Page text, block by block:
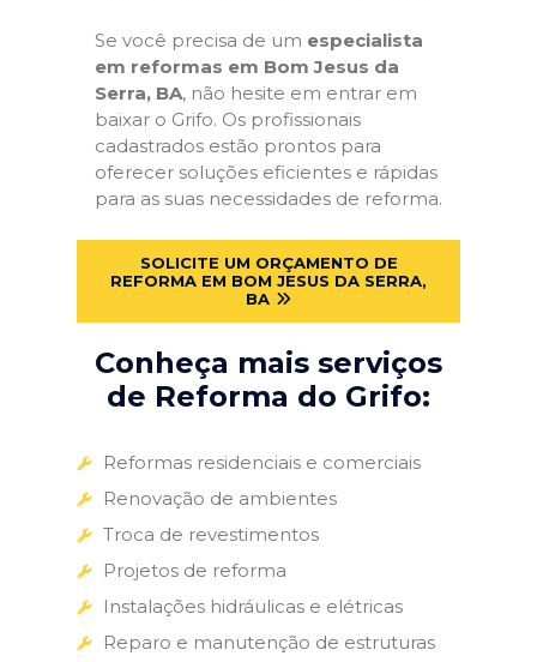
Se você precisa de um especialista
em reformas em Bom Jesus da
Serra, BA, não hesite em entrar em
baixar o Grifo. Os profissionais
cadastrados estão prontos para
oferecer soluções eficientes e rápidas
para as suas necessidades de reforma.
SOLICITE UM ORÇAMENTO DE
REFORMA EM BOM JESUS DA SERRA,
BA
Conheça mais serviços
de Reforma do Grifo:
Reformas residenciais e comerciais
Renovação de ambientes
Troca de revestimentos
Projetos de reforma
Instalações hidráulicas e elétricas
Reparo e manutenção de estruturas